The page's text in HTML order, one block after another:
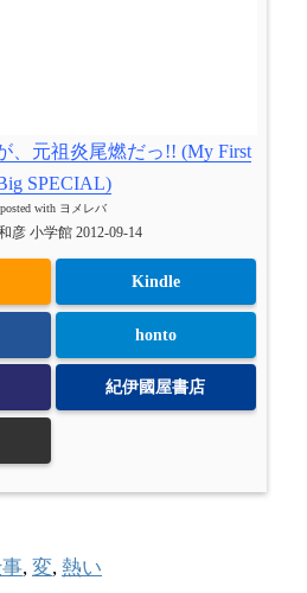
、元祖炎尾燃だっ!! (My First
SPECIAL)
posted with ヨメレバ
彦 小学館 2012-09-14
Kindle
honto
紀伊國屋書店
, 変, 熱い